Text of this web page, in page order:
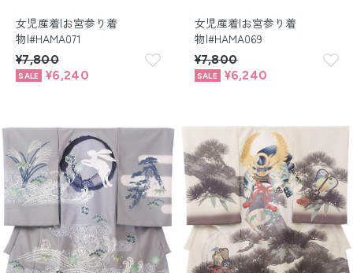
女児産着|お宮参り着
物|#HAMA071
¥7,800
¥6,240
女児産着|お宮参り着
物|#HAMA069
¥7,800
¥6,240